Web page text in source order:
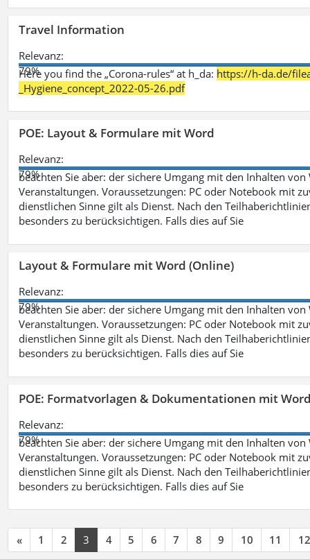
Travel Information
Relevanz:
79%
Here you find the „Corona-rules“ at h_da: https://h-da.de/
_Hygiene_concept_2022-05-26.pdf
POE: Layout & Formulare mit Word
Relevanz:
79%
beachten Sie aber: der sichere Umgang mit den Inhalten
Veranstaltungen. Voraussetzungen: PC oder Notebook mit
dienstlichen Sinne gilt als Dienst. Nach den
besonders zu berücksichtigen. Falls dies auf Sie
Layout & Formulare mit Word (Online)
Relevanz:
79%
beachten Sie aber: der sichere Umgang mit den Inhalten
Veranstaltungen. Voraussetzungen: PC oder Notebook mit
dienstlichen Sinne gilt als Dienst. Nach den
besonders zu berücksichtigen. Falls dies auf Sie
POE: Formatvorlagen & Dokumentationen mit
Relevanz:
79%
beachten Sie aber: der sichere Umgang mit den Inhalten
Veranstaltungen. Voraussetzungen: PC oder Notebook mit
dienstlichen Sinne gilt als Dienst. Nach den
besonders zu berücksichtigen. Falls dies auf Sie
« 1 2 3 4 5 6 7 8 9 10 11 12